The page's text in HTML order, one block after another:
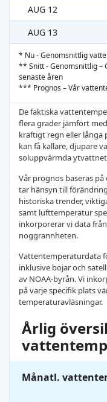
AUG 12
AUG 13
* Nu - Genomsnittlig
** Snitt - Genomsnittlig –
senaste åren
*** Prognos – Vår
De faktiska
flera grader jämfört
kraftigt regn eller långa
kan få kallare, djupare
soluppvärmda
Vår prognos baseras
tar hänsyn till
historiska trender,
samt lufttemperatur
inkorporerar vi data
noggrannheten.
Vattentemperaturdata
inklusive bojar och
av NOAA-byrån. Vi
på varje specifik plats
temperaturavläsningar.
Årlig
Månatl.